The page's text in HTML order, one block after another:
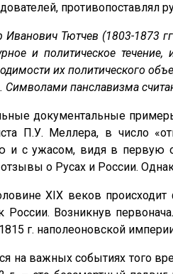
противопоставлял
Иванович Тютчев (1803-1873
и политическое
их политического
Символами панславизма
документальные
П.У. Меллера, в число
и с ужасом, видя в первую
о Русах и России.
XIX веков
Возникнув
г. наполеоновской
на важных событиях того